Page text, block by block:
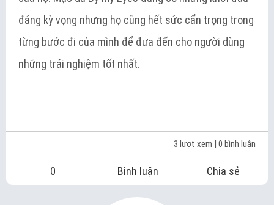
đáng kỳ vọng nhưng họ cũng hết sức cẩn trọng trong
từng bước đi của mình để đưa đến cho người dùng
những trải nghiệm tốt nhất.
3 lượt xem | 0 bình luận
0 Bình luận Chia sẻ